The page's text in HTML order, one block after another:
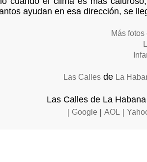
ayudan en esa dirección, se
Más
Las Calles de La
Las Calles de La
| Google | AOL |